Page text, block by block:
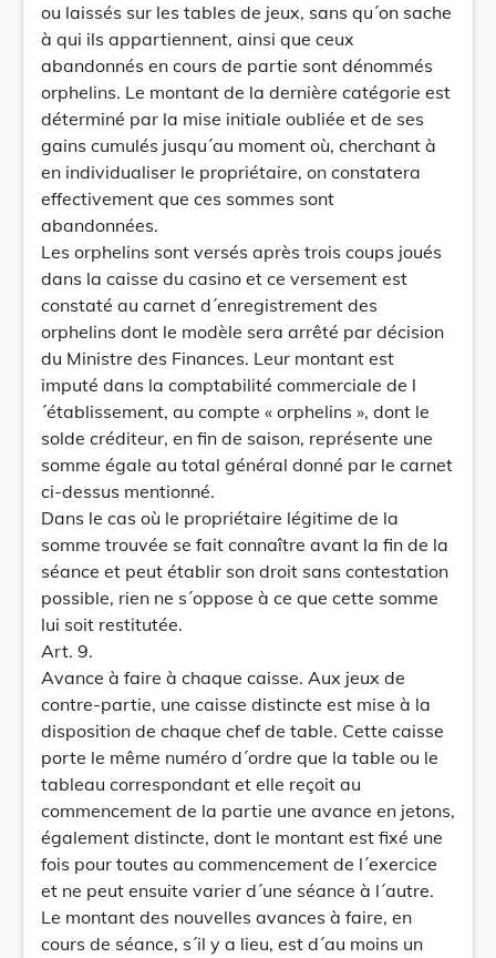
ou laissés sur les tables de jeux, sans qu´on sache
à qui ils appartiennent, ainsi que ceux
abandonnés en cours de partie sont dénommés
orphelins. Le montant de la dernière catégorie est
déterminé par la mise initiale oubliée et de ses
gains cumulés jusqu´au moment où, cherchant à
en individualiser le propriétaire, on constatera
effectivement que ces sommes sont
abandonnées.
Les orphelins sont versés après trois coups joués
dans la caisse du casino et ce versement est
constaté au carnet d´enregistrement des
orphelins dont le modèle sera arrêté par décision
du Ministre des Finances. Leur montant est
imputé dans la comptabilité commerciale de l
´établissement, au compte « orphelins », dont le
solde créditeur, en fin de saison, représente une
somme égale au total général donné par le carnet
ci-dessus mentionné.
Dans le cas où le propriétaire légitime de la
somme trouvée se fait connaître avant la fin de la
séance et peut établir son droit sans contestation
possible, rien ne s´oppose à ce que cette somme
lui soit restitutée.
Art. 9.
Avance à faire à chaque caisse. Aux jeux de
contre-partie, une caisse distincte est mise à la
disposition de chaque chef de table. Cette caisse
porte le même numéro d´ordre que la table ou le
tableau correspondant et elle reçoit au
commencement de la partie une avance en jetons,
également distincte, dont le montant est fixé une
fois pour toutes au commencement de l´exercice
et ne peut ensuite varier d´une séance à l´autre.
Le montant des nouvelles avances à faire, en
cours de séance, s´il y a lieu, est d´au moins un